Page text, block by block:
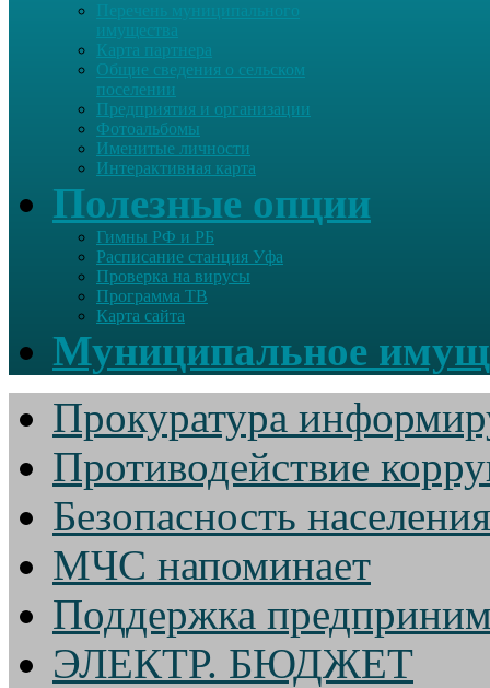
Перечень муниципального
имущества
Карта партнера
Общие сведения о сельском
поселении
Предприятия и организации
Фотоальбомы
Именитые личности
Интерактивная карта
Полезные опции
Гимны РФ и РБ
Расписание станция Уфа
Проверка на вирусы
Программа ТВ
Карта сайта
Муниципальное
Прокуратура
Противодействие
Безопасность населения
МЧС напоминает
Поддержка
ЭЛЕКТР. БЮДЖЕТ